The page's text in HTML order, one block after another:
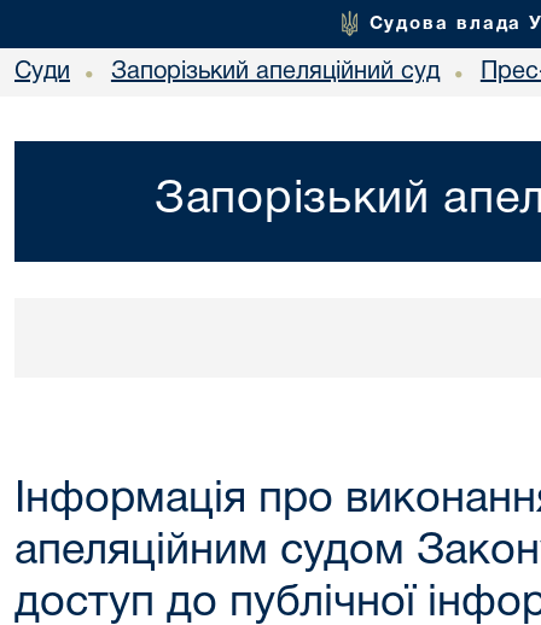
Судова влада
Суди • Запорізький апеляційний суд •
Запорізький
Інформація про
апеляційним судом
доступ до публічної